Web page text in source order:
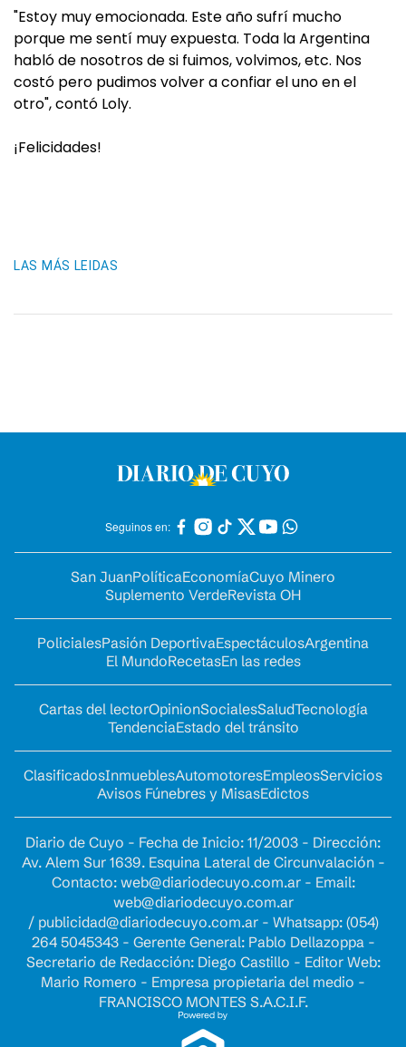
"Estoy muy emocionada. Este año sufrí mucho
porque me sentí muy expuesta. Toda la Argentina
habló de nosotros de si fuimos, volvimos, etc. Nos
costó pero pudimos volver a confiar el uno en el
otro", contó Loly.
¡Felicidades!
LAS MÁS LEIDAS
Seguinos en:
San JuanPolíticaEconomíaCuyo Minero
Suplemento VerdeRevista OH
PolicialesPasión DeportivaEspectáculosArgentina
El MundoRecetasEn las redes
Cartas del lectorOpinionSocialesSaludTecnología
TendenciaEstado del tránsito
ClasificadosInmueblesAutomotoresEmpleosServicios
Avisos Fúnebres y MisasEdictos
Diario de Cuyo - Fecha de Inicio: 11/2003 - Dirección:
Av. Alem Sur 1639. Esquina Lateral de Circunvalación -
Contacto: web@diariodecuyo.com.ar- Email:
web@diariodecuyo.com.ar
/ publicidad@diariodecuyo.com.ar- Whatsapp: (054)
264 5045343 - Gerente General: Pablo Dellazoppa -
Secretario de Redacción: Diego Castillo - Editor Web:
Mario Romero - Empresa propietaria del medio -
FRANCISCO MONTES S.A.C.I.F.